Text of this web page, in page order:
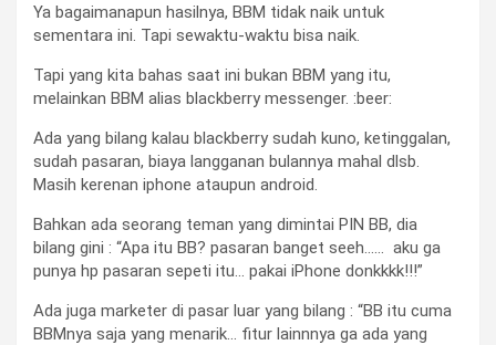
Ya bagaimanapun hasilnya, BBM tidak naik untuk
sementara ini. Tapi sewaktu-waktu bisa naik.
Tapi yang kita bahas saat ini bukan BBM yang itu,
melainkan BBM alias blackberry messenger. :beer:
Ada yang bilang kalau blackberry sudah kuno, ketinggalan,
sudah pasaran, biaya langganan bulannya mahal dlsb.
Masih kerenan iphone ataupun android.
Bahkan ada seorang teman yang dimintai PIN BB, dia
bilang gini : “Apa itu BB? pasaran banget seeh…… aku ga
punya hp pasaran sepeti itu… pakai iPhone donkkkk!!!”
Ada juga marketer di pasar luar yang bilang : “BB itu cuma
BBMnya saja yang menarik… fitur lainnnya ga ada yang